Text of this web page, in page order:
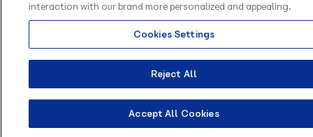
interaction with our brand more personalized and appealing.
Cookies Settings
Reject All
Accept All Cookies